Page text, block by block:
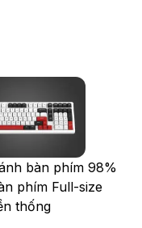
bàn phím 98%
phím Full-size
thống